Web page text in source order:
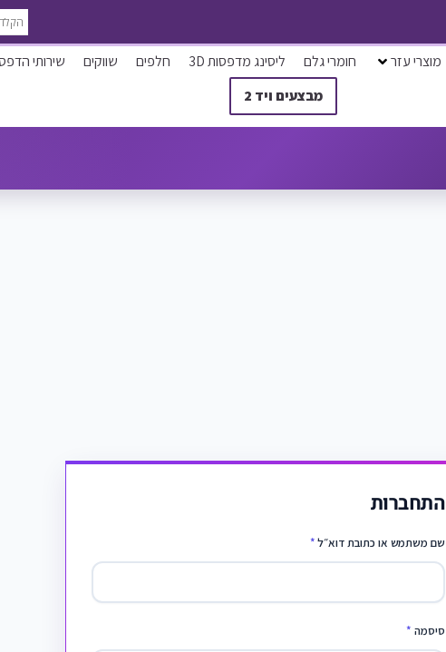
מוצרי עזר חומרי גלם ליסינג מדפסות 3D חלפים שווקים
שירותי
מבצעים ויד 2
התחברות
שם משתמש או כתובת דוא״ל*
סיסמה *